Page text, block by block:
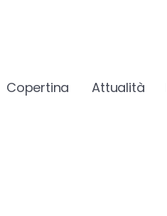
Copertina Attualità